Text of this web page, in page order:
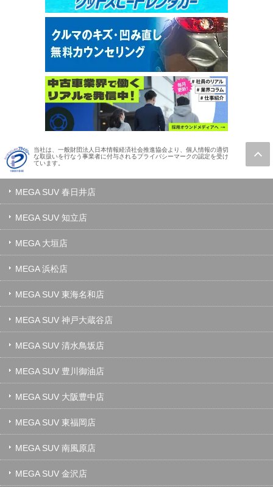
当社は、一般財団法人日本情報経済社会推進協会より、個人情報の適切
な取扱いを行なう事業者に付与されるプライバシーマークの認定を受け
ています。
MEGA SUV 春日井店
MEGA SUV 知立店
MEGA 大垣店
MEGA 浜松店
MEGA SUV 東海名和店
MEGA SUV 神戸大蔵谷店
MEGA SUV 清水鳥坂店
MEGA SUV 豊川御油店
MEGA SUV 大阪豊中店
MEGA SUV 東福岡店
MEGA SUV 南風原店
MEGA SUV 金沢店